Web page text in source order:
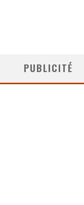
PUBLICITÉ